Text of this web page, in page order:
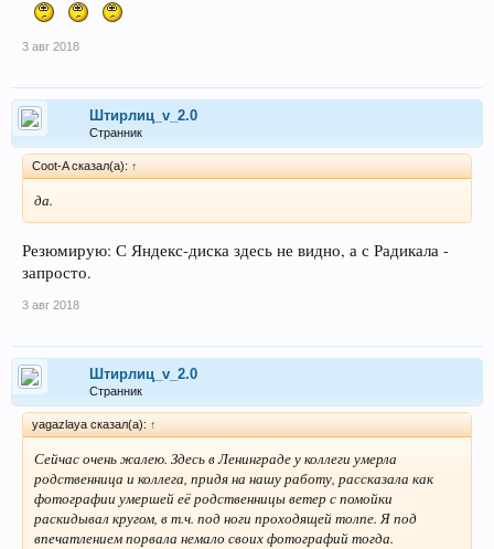
3 авг 2018
Штирлиц_v_2.0
Странник
Coot-A сказал(а): ↑
да.
Резюмирую: С Яндекс-диска здесь не видно, а с Радикала -
запросто.
3 авг 2018
Штирлиц_v_2.0
Странник
yagazlaya сказал(а): ↑
Сейчас очень жалею. Здесь в Ленинграде у коллеги умерла
родственница и коллега, придя на нашу работу, рассказала как
фотографии умершей её родственницы ветер с помойки
раскидывал кругом, в т.ч. под ноги проходящей толпе. Я под
впечатлением порвала немало своих фотографий тогда.